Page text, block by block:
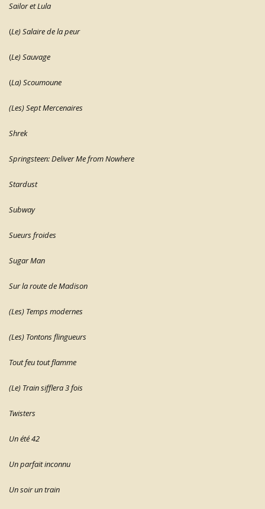
Sailor et Lula
(Le) Salaire de la peur
(Le) Sauvage
(La) Scoumoune
(Les) Sept Mercenaires
Shrek
Springsteen: Deliver Me from Nowhere
Stardust
Subway
Sueurs froides
Sugar Man
Sur la route de Madison
(Les) Temps modernes
(Les) Tontons flingueurs
Tout feu tout flamme
(Le) Train sifflera 3 fois
Twisters
Un été 42
Un parfait inconnu
Un soir un train